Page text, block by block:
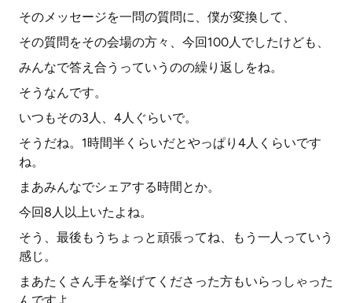
そのメッセージを一問の質問に、僕が変換して、
その質問をその会場の方々、今回100人でしたけども、
みんなで答え合うっていうのの繰り返しをね。
そうなんです。
いつもその3人、4人ぐらいで。
そうだね。1時間半くらいだとやっぱり4人くらいです
ね。
まあみんなでシェアする時間とか。
今回8人以上いたよね。
そう、最後もうちょっと頑張ってね、もう一人っていう
感じ。
まあたくさん手を挙げてくださった方もいらっしゃった